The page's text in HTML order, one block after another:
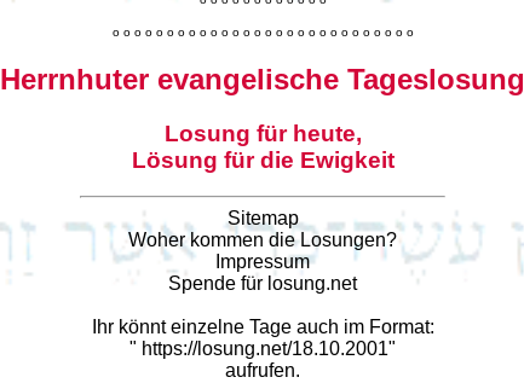
o o o o o o o o o o o o o o o o o o o o o o o o o o o o
Herrnhuter evangelische Tageslosung
Losung für heute,
Lösung für die Ewigkeit
Sitemap
Woher kommen die Losungen?
Impressum
Spende für losung.net
Ihr könnt einzelne Tage auch im Format:
" https://losung.net/18.10.2001"
aufrufen.